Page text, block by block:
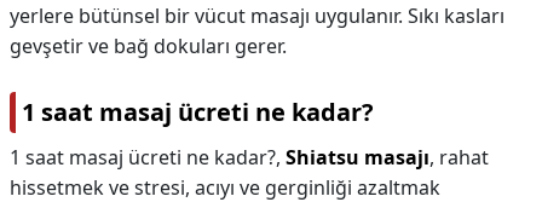
yerlere bütünsel bir vücut masajı uygulanır. Sıkı kasları
gevşetir ve bağ dokuları gerer.
1 saat masaj ücreti ne kadar?
1 saat masaj ücreti ne kadar?, Shiatsu masajı, rahat
hissetmek ve stresi, acıyı ve gerginliği azaltmak